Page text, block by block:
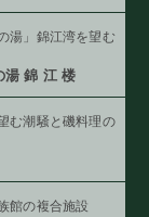
湯」 錦江湾を望む
湯錦 江 楼
む潮騒と磯料理の
館の複合施設